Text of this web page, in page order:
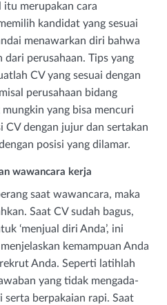
itu merupakan cara
kandidat yang sesuai
menawarkan diri bahwa
dari perusahaan. Tips yang
CV yang sesuai dengan
perusahaan bidang
yang bisa mencuri
CV dengan jujur dan sertakan
posisi yang dilamar.
wawancara kerja
saat wawancara, maka
Saat CV sudah bagus,
‘menjual diri Anda’, ini
kemampuan Anda
Anda. Seperti latihlah
yang tidak mengada-
serta berpakaian rapi. Saat